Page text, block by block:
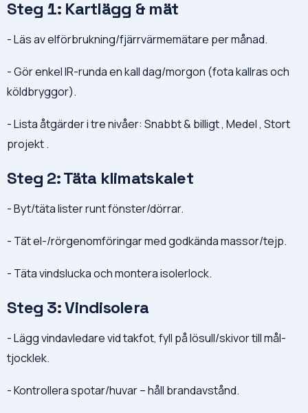
Steg 1: Kartlägg & mät
- Läs av elförbrukning/fjärrvärmemätare per månad.
- Gör enkel IR-runda en kall dag/morgon (fota kallras och
köldbryggor).
- Lista åtgärder i tre nivåer: Snabbt & billigt , Medel , Stort
projekt .
Steg 2: Täta klimatskalet
- Byt/täta lister runt fönster/dörrar.
- Tät el-/rörgenomföringar med godkända massor/tejp.
- Täta vindslucka och montera isolerlock.
Steg 3: Vindisolera
- Lägg vindavledare vid takfot, fyll på lösull/skivor till mål­
tjocklek.
- Kontrollera spotar/huvar – håll brandavstånd.